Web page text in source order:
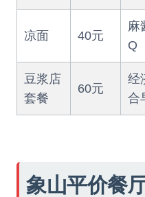
凉面 40元
麻
Q
豆浆店
套餐
60元
经
合
象山平价餐